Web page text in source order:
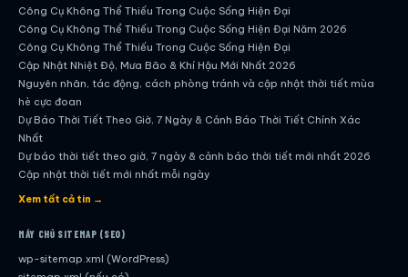
Công Cụ Không Thể Thiếu Trong Cuộc Sống Hiện Đại
Công Cụ Không Thể Thiếu Trong Cuộc Sống Hiện Đại Năm 2026
Công Cụ Không Thể Thiếu Trong Cuộc Sống Hiện Đại
Cập Nhật Nhiệt Độ, Mưa Bão & Khí Hậu Mới Nhất 2026
Nguyên nhân, tác động, cách phòng tránh và cập nhật thời tiết mùa
hè cực đoan
Dự Báo Thời Tiết Theo Giờ, 7 Ngày & Cảnh Báo Thời Tiết Chính Xác
Nhất
Dự báo thời tiết theo giờ, 7 ngày & cảnh báo thời tiết mới nhất 2026
Cập nhật thời tiết mới nhất mỗi ngày
Hướng dẫn đầy đủ về dự báo thời tiết hiện đại
Dự Báo Thời Tiết Theo Giờ, 7 Ngày & Cảnh Báo Thời Tiết Chính Xác
Công Cụ Không Thể Thiếu Trong Cuộc Sống Hiện Đại
Xem tất cả tin →
MÁY CHỦ SITEMAP (SEO)
wp-sitemap.xml (WordPress)